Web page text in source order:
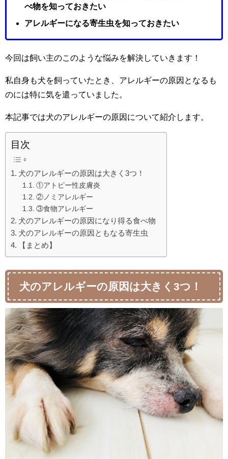
べ物を知っておきたい
アレルギーになる寄生虫を知っておきたい
今回は飼い主のこのような悩みを解決していきます！
私自身も犬を飼っていたとき、アレルギーの原因となるも
のには特に気を遣っていました。
本記事では犬のアレルギーの原因について紹介します。
目次
犬のアレルギーの原因は大きく3つ！
①アトピー性皮膚炎
②ノミアレルギー
③食物アレルギー
犬のアレルギーの原因になり得る食べ物
犬のアレルギーの原因ともなる寄生虫
【まとめ】
犬のアレルギーの原因は大きく3つ！